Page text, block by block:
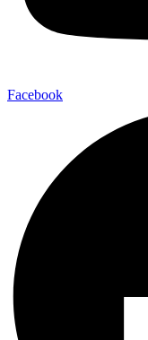
Facebook